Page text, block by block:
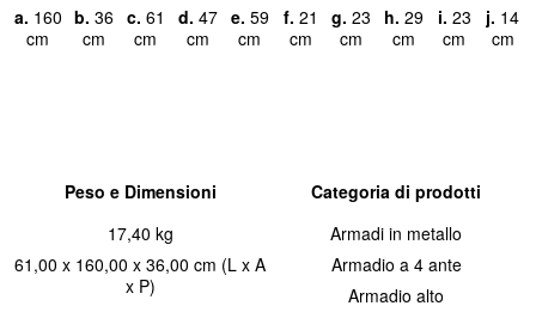
a. 160
cm
b. 36
cm
c. 61
cm
d. 47
cm
e. 59
cm
f. 21
cm
g. 23
cm
h. 29
cm
i. 23
cm
j. 14
cm
Peso e Dimensioni
17,40 kg
61,00 x 160,00 x 36,00 cm (L x A
x P)
Categoria di prodotti
Armadi in metallo
Armadio a 4 ante
Armadio alto